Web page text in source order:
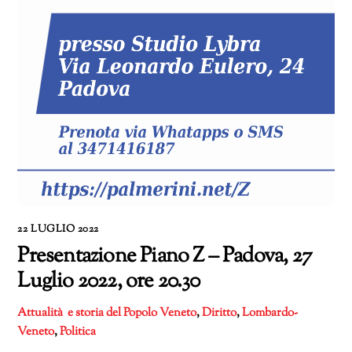
22 LUGLIO 2022
Presentazione Piano Z – Padova, 27
Luglio 2022, ore 20.30
Attualità e storia del Popolo Veneto,Diritto,Lombardo-
Veneto,Politica